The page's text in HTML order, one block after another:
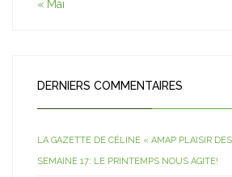
« Mai
DERNIERS COMMENTAIRES
LA GAZETTE DE CÉLINE « AMAP PLAISIR
SEMAINE 17: LE PRINTEMPS NOUS AGITE!